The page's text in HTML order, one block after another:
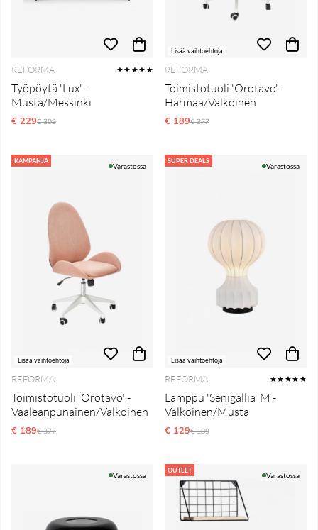
REFORMA ★★★★★
Työpöytä 'Lux' -
Musta/Messinki
€ 229Normaali hinta
€ 309
Lisää vaihtoehtoja
REFORMA
Toimistotuoli 'Orotavo' -
Harmaa/Valkoinen
€ 189Normaali hinta
€ 377
KAMPANJA
Lisää vaihtoehtoja
Varastossa
REFORMA
Toimistotuoli 'Orotavo' -
Vaaleanpunainen/Valkoinen
€ 189Normaali hinta
€ 377
SUPER DEALS
Lisää vaihtoehtoja
Varastossa
REFORMA ★★★★★
Lamppu 'Senigallia' M -
Valkoinen/Musta
€ 129Normaali hinta
€ 189
Varastossa
OUTLET
Varastossa